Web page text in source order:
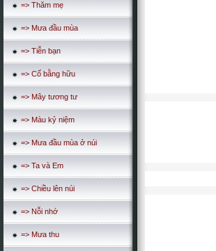
=> Thăm mẹ
=> Mưa đầu mùa
=> Tiễn bạn
=> Cố bằng hữu
=> Mây tương tư
=> Màu kỷ niệm
=> Mưa đầu mùa ở núi
=> Ta và Em
=> Chiều lên núi
=> Nỗi nhớ
=> Mưa thu